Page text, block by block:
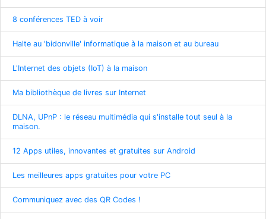
8 conférences TED à voir
Halte au 'bidonville' informatique à la maison et au bureau
L'Internet des objets (IoT) à la maison
Ma bibliothèque de livres sur Internet
DLNA, UPnP : le réseau multimédia qui s'installe tout seul à la
maison.
12 Apps utiles, innovantes et gratuites sur Android
Les meilleures apps gratuites pour votre PC
Communiquez avec des QR Codes !